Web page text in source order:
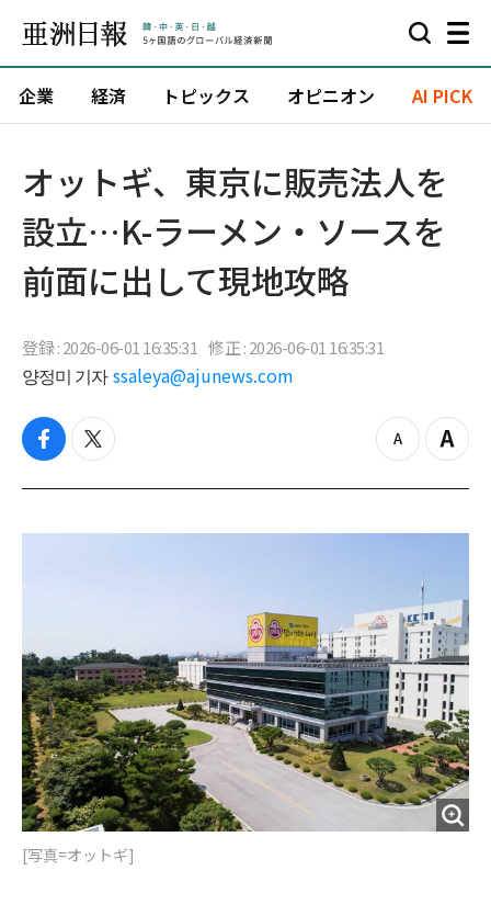
企業 経済 トピックス オピニオン AI PICK
オットギ、東京に販売法人を
設立…K-ラーメン・ソースを
前面に出して現地攻略
登録 : 2026-06-01 16:35:31 修正 : 2026-06-01 16:35:31
양정미 기자 ssaleya@ajunews.com
f
c
b
t
i
t
z
o
o
Z
o
i
[写真=オットギ]